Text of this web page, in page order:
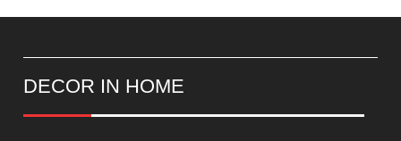
DECOR IN HOME